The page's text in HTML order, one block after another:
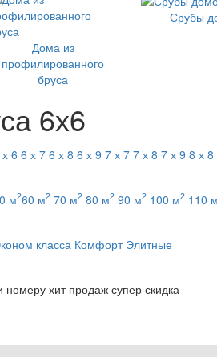
Дома из
профилированного
бруса
Срубы
6х6
6 6 х 7 6 х 8 6 х 9 7 х 7 7 х 8 7 х 9 8 х 8
м260 м2 70 м2 80 м2 90 м2 100 м2 110 м
класса Комфорт Элитные
номеру хит продаж супер скидка